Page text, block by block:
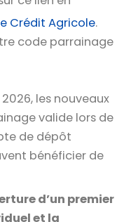
Crédit Agricole.
code parrainage
les nouveaux
valide lors de
de dépôt
bénéficier de
d’un premier
et la